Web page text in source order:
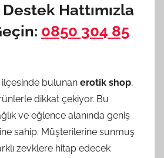
Hattımızla
0850 304 85
ilçesinde bulunan erotik shop,
dikkat çekiyor. Bu
ve eğlence alanında geniş
sahip. Müşterilerine sunmuş
zevklere hitap edecek